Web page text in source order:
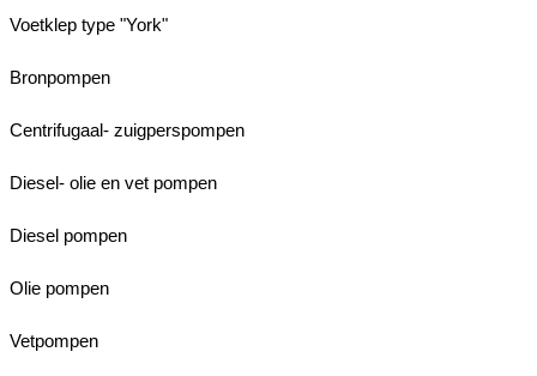
Voetklep type "York"
Bronpompen
Centrifugaal- zuigperspompen
Diesel- olie en vet pompen
Diesel pompen
Olie pompen
Vetpompen